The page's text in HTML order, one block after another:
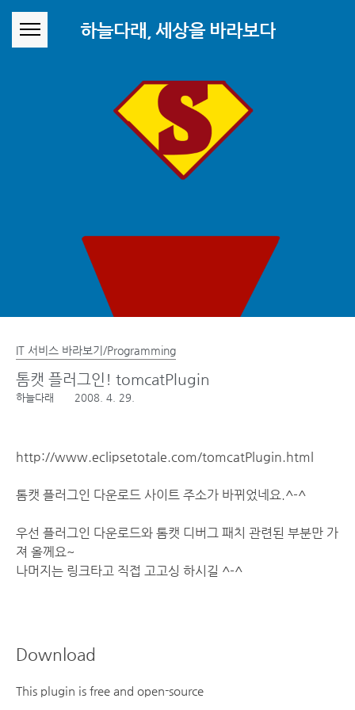
하늘다래, 세상을 바라보다
IT 서비스 바라보기/Programming
톰캣 플러그인! tomcatPlugin
하늘다래 2008. 4. 29.
http://www.eclipsetotale.com/tomcatPlugin.html
톰캣 플러그인 다운로드 사이트 주소가 바뀌었네요.^-^
우선 플러그인 다운로드와 톰캣 디버그 패치 관련된 부분만 가
져 올께요~
나머지는 링크타고 직접 고고싱 하시길 ^-^
Download
This plugin is free and open-source